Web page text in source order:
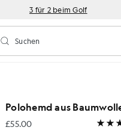
3 für 2 beim Golf
Vorausschauende Suche
Suchen
Polohemd aus
£55.00
£55.00